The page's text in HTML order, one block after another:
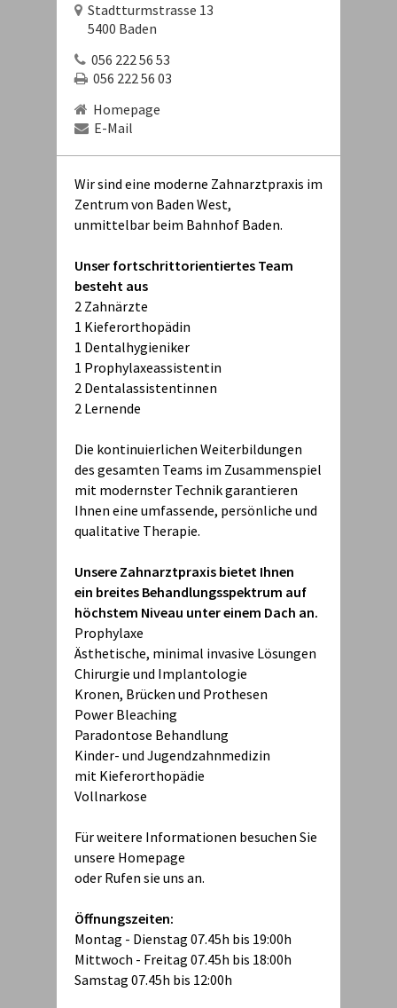
Stadtturmstrasse 13
5400 Baden
056 222 56 53
056 222 56 03
Homepage
E-Mail
Wir sind eine moderne Zahnarztpraxis im
Zentrum von Baden West,
unmittelbar beim Bahnhof Baden.
Unser fortschrittorientiertes Team
besteht aus
2 Zahnärzte
1 Kieferorthopädin
1 Dentalhygieniker
1 Prophylaxeassistentin
2 Dentalassistentinnen
2 Lernende
Die kontinuierlichen Weiterbildungen
des gesamten Teams im Zusammenspiel
mit modernster Technik garantieren
Ihnen eine umfassende, persönliche und
qualitative Therapie.
Unsere Zahnarztpraxis bietet Ihnen
ein breites Behandlungsspektrum auf
höchstem Niveau unter einem Dach an.
Prophylaxe
Ästhetische, minimal invasive Lösungen
Chirurgie und Implantologie
Kronen, Brücken und Prothesen
Power Bleaching
Paradontose Behandlung
Kinder- und Jugendzahnmedizin
mit Kieferorthopädie
Vollnarkose
Für weitere Informationen besuchen Sie
unsere Homepage
oder Rufen sie uns an.
Öffnungszeiten:
Montag - Dienstag 07.45h bis 19:00h
Mittwoch - Freitag 07.45h bis 18:00h
Samstag 07.45h bis 12:00h